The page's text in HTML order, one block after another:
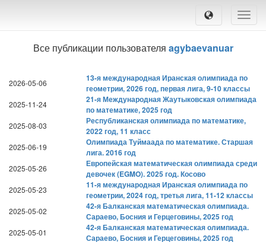
Toggle
Все публикации пользователя agybaevanuar
2026-05-06
13-я международная Иранская олимпиада по
геометрии, 2026 год, первая лига, 9-10 классы
2025-11-24
21-я Международная Жаутыковская олимпиада
по математике, 2025 год
2025-08-03
Республиканская олимпиада по математике,
2022 год, 11 класс
2025-06-19
Олимпиада Туймаада по математике. Старшая
лига. 2016 год
2025-05-26
Европейская математическая олимпиада среди
девочек (EGMO). 2025 год. Косово
2025-05-23
11-я международная Иранская олимпиада по
геометрии, 2024 год, третья лига, 11-12 классы
2025-05-02
42-я Балканская математическая олимпиада.
Сараево, Босния и Герцеговины, 2025 год
2025-05-01
42-я Балканская математическая олимпиада.
Сараево, Босния и Герцеговины, 2025 год